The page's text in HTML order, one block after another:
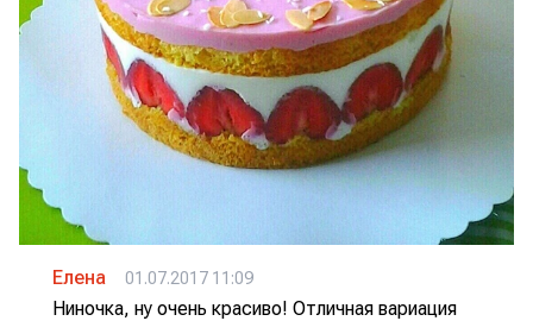
Елена 01.07.2017 11:09
Ниночка, ну очень красиво! Отличная вариация